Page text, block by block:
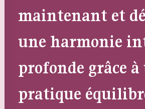
maintenant et
une harmonie
profonde grâce à
pratique